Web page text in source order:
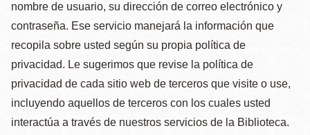
nombre de usuario, su dirección de correo electrónico y
contraseña. Ese servicio manejará la información que
recopila sobre usted según su propia política de
privacidad. Le sugerimos que revise la política de
privacidad de cada sitio web de terceros que visite o use,
incluyendo aquellos de terceros con los cuales usted
interactúa a través de nuestros servicios de la Biblioteca.